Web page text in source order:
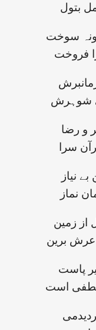
بتول
سوخت
فروخت
شوہرش
و رضا
سرا
نیاز
نماز
از زمین
برین
پاست
است